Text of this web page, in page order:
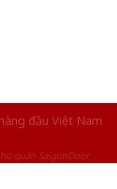
đầu Việt Nam
quản SaigonDoor